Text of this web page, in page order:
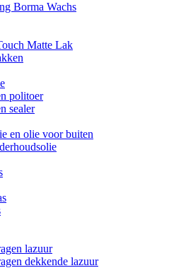
Borma Wachs
Matte Lak
politoer
sealer
en olie voor buiten
lazuur
dekkende lazuur